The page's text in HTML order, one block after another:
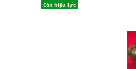
Còn hiệu lực